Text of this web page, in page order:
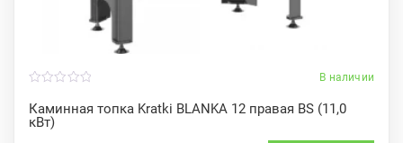
В наличии
Каминная топка Kratki BLANKA 12 правая BS (11,0
кВт)
o
u
t